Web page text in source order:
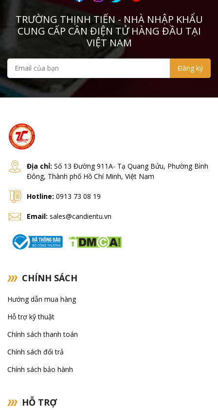
TRƯỜNG THỊNH TIẾN - NHÀ NHẬP KHẨU
CUNG CẤP CÂN ĐIỆN TỬ HÀNG ĐẦU TẠI
VIỆT NAM
Địa chỉ: Số 13 Đường 911A- Tạ Quang Bửu, Phường Bình
Đông, Thành phố Hồ Chí Minh, Việt Nam
Hotline: 0913 73 08 19
Email: sales@candientu.vn
CHÍNH SÁCH
Hướng dẫn mua hàng
Hỗ trợ kỹ thuật
Chính sách thanh toán
Chính sách đổi trả
Chính sách bảo hành
HỖ TRỢ